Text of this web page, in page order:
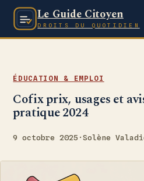
Le Guide Citoyen
DROITS DU QUOTIDIEN
ÉDUCATION & EMPLOI
Cofix prix, usages et
pratique 2024
9 octobre 2025 ·Solène